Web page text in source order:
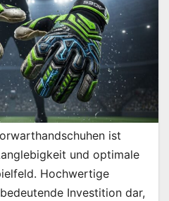
ist
und optimale
Hochwertige
Investition dar,